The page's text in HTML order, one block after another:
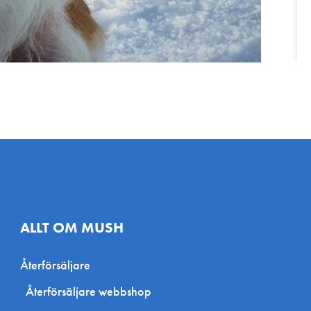
ALLT OM MUSH
Återförsäljare
Återförsäljare webbshop